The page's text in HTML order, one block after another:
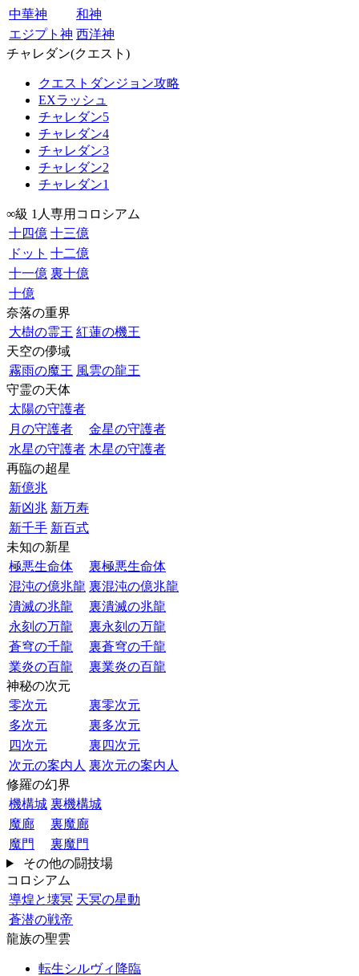
中華神
和神
エジプト神 西洋神
チャレダン(クエスト)
クエストダンジョン攻略
EXラッシュ
チャレダン5
チャレダン4
チャレダン3
チャレダン2
チャレダン1
∞級 1人専用コロシアム
十四億 十三億
ドット 十二億
十一億 裏十億
十億
奈落の重界
大樹の霊王 紅蓮の機王
天空の儚域
霧雨の魔王 風雲の龍王
守霊の天体
太陽の守護者
月の守護者
金星の守護者
水星の守護者 木星の守護者
再臨の超星
新億兆
新凶兆 新万寿
新千手 新百式
未知の新星
極悪生命体
裏極悪生命体
混沌の億兆龍 裏混沌の億兆龍
潰滅の兆龍
裏潰滅の兆龍
永刻の万龍
裏永刻の万龍
蒼穹の千龍
裏蒼穹の千龍
業炎の百龍
裏業炎の百龍
神秘の次元
零次元
裏零次元
多次元
裏多次元
四次元
裏四次元
次元の案内人 裏次元の案内人
修羅の幻界
機構城 裏機構城
魔廊
裏魔廊
魔門
裏魔門
その他の闘技場
コロシアム
導煌と壊冥 天冥の星動
蒼潜の戦帝
龍族の聖雲
転生シルヴィ降臨